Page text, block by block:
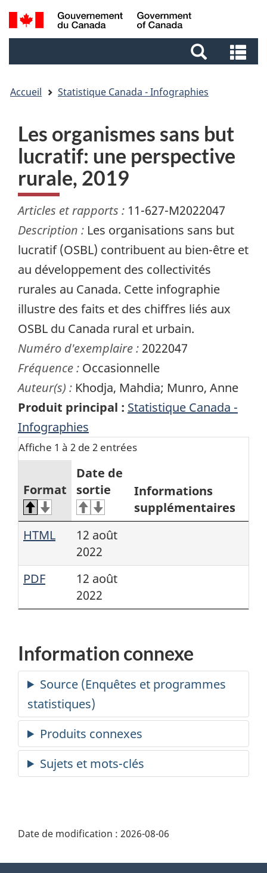
Aller
au
Aller
au
Passer
à
Recherche
et
et
Accueil Statistique Canada - Infographies
Les organismes sans but
lucratif: une perspective
rurale, 2019
Articles et rapports : 11-627-M2022047
Description : Les organisations sans but
lucratif (OSBL) contribuent au bien-être et
au développement des collectivités
rurales au Canada. Cette infographie
illustre des faits et des chiffres liés aux
OSBL du Canada rural et urbain.
Numéro d'exemplaire : 2022047
Fréquence : Occasionnelle
Auteur(s) : Khodja, Mahdia; Munro, Anne
Produit principal : Statistique Canada -
Infographies
Affiche 1 à 2 de 2 entrées
Format
Date de
sortie
Informations
supplémentaires
HTML
12 août
2022
PDF
12 août
2022
Information connexe
Date de modification : 2026-08-06